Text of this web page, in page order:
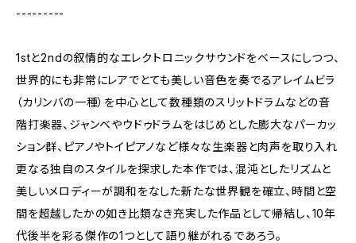
---------
1stと2ndの叙情的なエレクトロニックサウンドをベースにしつつ、
世界的にも非常にレアでとても美しい音色を奏でるアレイムビラ
（カリンバの一種）を中心として数種類のスリットドラムなどの音
階打楽器、ジャンベやウドゥドラムをはじめとした膨大なパーカッ
ション群、ピアノやトイピアノなど様々な生楽器と肉声を取り入れ
更なる独自のスタイルを探求した本作では、混沌としたリズムと
美しいメロディーが調和をなした新たな世界観を確立、時間と空
間を超越したかの如き比類なき充実した作品として帰結し、10年
代後半を彩る傑作の1つとして語り継がれるであろう。